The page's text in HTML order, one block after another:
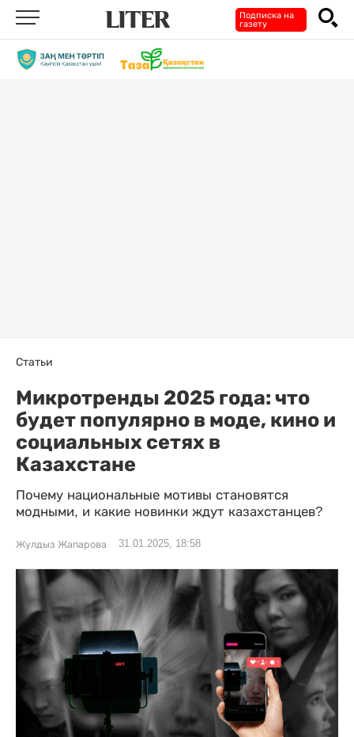
Подписка на
газету
Статьи
Микротренды 2025 года: что
будет популярно в моде, кино и
социальных сетях в
Казахстане
Почему национальные мотивы становятся
модными, и какие новинки ждут казахстанцев?
Жулдыз Жапарова 31.01.2025, 18:58